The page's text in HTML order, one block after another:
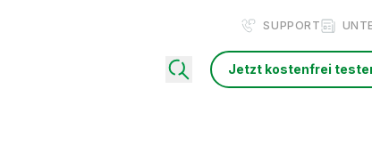
SUPPORT
Jetzt kostenfrei